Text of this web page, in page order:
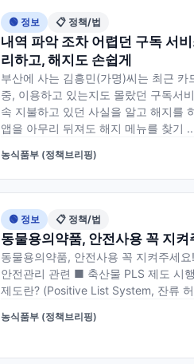
🟢 정보 📋 정책/법
내역 파악 조차 어렵던 구독 서
리하고, 해지도 손쉽게
부산에 사는 김흥민(가명)씨는 최근 카
중, 이용하고 있는지도 몰랐던 구독서
속 지불하고 있던 사실을 알고 해지를
앱을 아무리 뒤져도 해지 메뉴를 찾기
농식품부 (정책브리핑)
🟢 정보 📋 정책/법
동물용의약품, 안전사용 꼭 지켜
동물용의약품, 안전사용 꼭 지켜주세
안전관리 관련 ■ 축산물 PLS 제도 시
제도란? (Positive List System, 잔류
농식품부 (정책브리핑)